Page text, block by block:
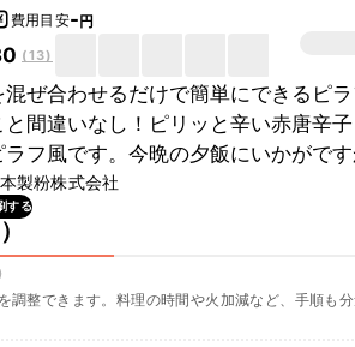
費用目安-円
(13)
ぜ合わせるだけで簡単にできるピ
間違いなし！ピリッと辛い赤唐辛
フ風です。今晩の夕飯にいかがです
製粉株式会社
する
）
調整できます。料理の時間や火加減など、手順も